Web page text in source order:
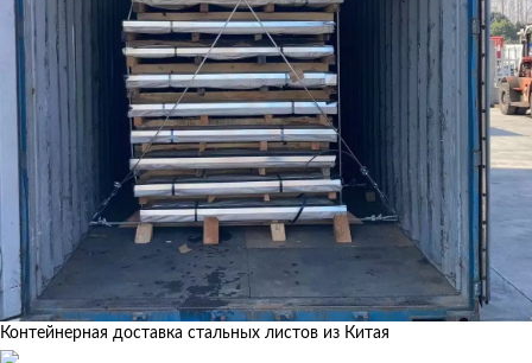
Контейнерная доставка стальных листов из Китая